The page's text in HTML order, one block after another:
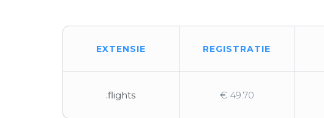
EXTENSIE REGISTRATIE
.flights € 49.70